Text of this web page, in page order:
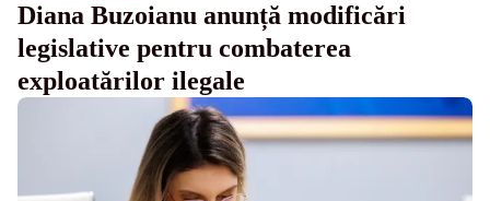
Diana Buzoianu anunță modificări
legislative pentru combaterea
exploatărilor ilegale